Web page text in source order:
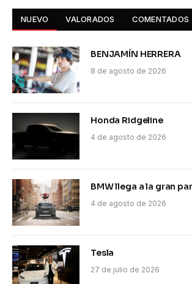
NUEVO VALORADOS COMENTADOS
BENJAMÍN HERRERA
8 de agosto de 2026
Honda Ridgeline
4 de agosto de 2026
BMW llega a la gran
4 de agosto de 2026
Tesla
27 de julio de 2026